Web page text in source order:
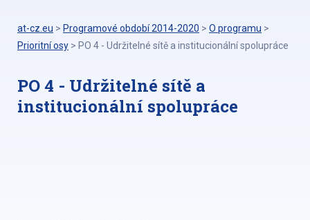
at-cz.eu > Programové období 2014-2020 > O programu >
Prioritní osy > PO 4 - Udržitelné sítě a institucionální spolupráce
PO 4 - Udržitelné sítě a
institucionální spolupráce